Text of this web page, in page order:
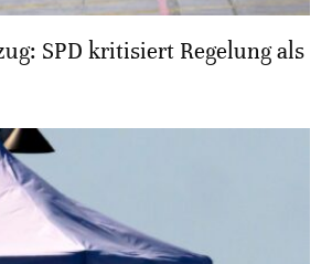
SPD kritisiert Regelung als